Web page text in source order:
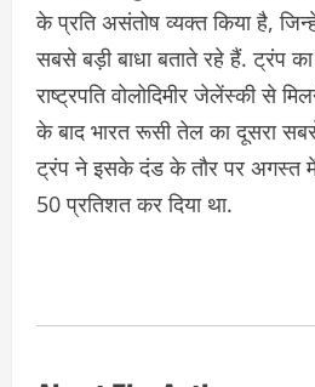
के प्रति असंतोष व्यक्त किया है,
सबसे बड़ी बाधा बताते रहे हैं. ट्रंप
राष्ट्रपति वोलोदिमीर जेलेंस्की से
के बाद भारत रूसी तेल का दूसरा
ट्रंप ने इसके दंड के तौर पर अगस्त
50 प्रतिशत कर दिया था.